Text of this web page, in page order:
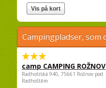
Campingpladser,
camp CAMPING ROŽNOV
Radhošťská 940, 75661 Rožnov pod
Radhoštěm